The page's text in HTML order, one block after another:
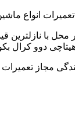
انواع
با
دوو کرال
مجاز